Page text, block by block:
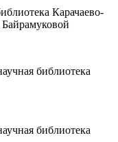
Карачаево-
библиотека
библиотека